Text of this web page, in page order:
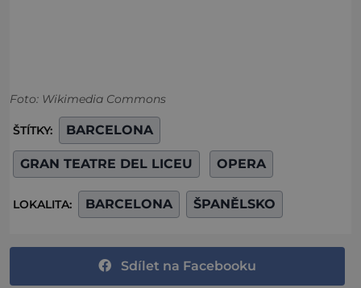
Foto: Wikimedia Commons
ŠTÍTKY: BARCELONA
GRAN TEATRE DEL LICEU OPERA
LOKALITA: BARCELONA ŠPANĚLSKO
Sdílet na Facebooku